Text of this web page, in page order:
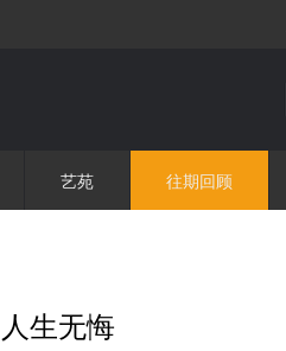
艺苑 往期回顾
生无悔